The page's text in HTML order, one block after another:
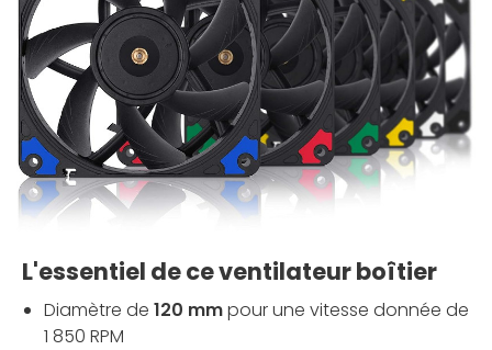
L'essentiel de ce ventilateur boîtier
Diamètre de 120 mmpour une vitesse donnée de
1 850 RPM